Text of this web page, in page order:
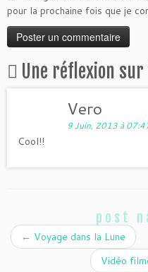
pour la prochaine fois que je
Une réflexion sur
Vero
9 Juin, 2013 à
Cool!!
post
← Voyage dans la Lune
Vidéo